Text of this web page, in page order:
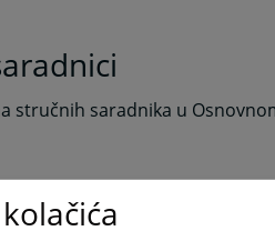
stručnih saradnika u